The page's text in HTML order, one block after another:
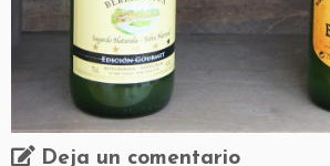
Deja un comentario